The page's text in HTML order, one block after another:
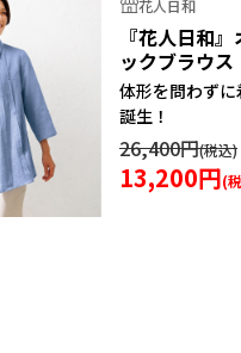
花人日和
『花人日和
ックブラウス
体形を問わず
誕生！
26,400円
13,200円